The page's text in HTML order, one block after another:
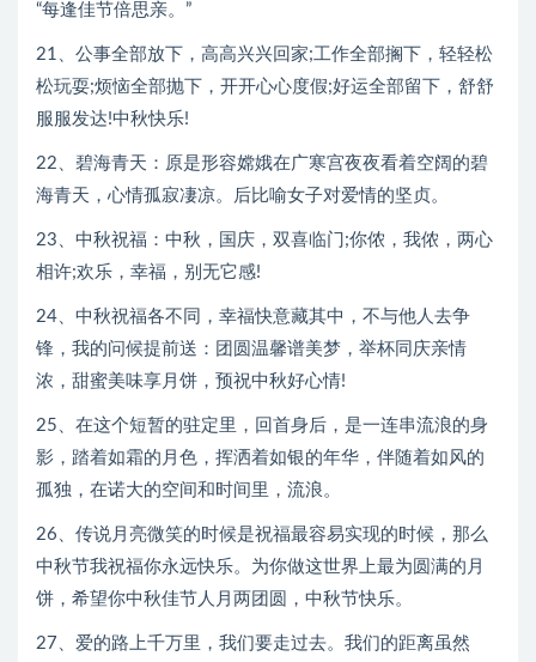
“每逢佳节倍思亲。”
21、公事全部放下，高高兴兴回家;工作全部搁下，轻轻松
松玩耍;烦恼全部抛下，开开心心度假;好运全部留下，舒舒
服服发达!中秋快乐!
22、碧海青天：原是形容嫦娥在广寒宫夜夜看着空阔的碧
海青天，心情孤寂凄凉。后比喻女子对爱情的坚贞。
23、中秋祝福：中秋，国庆，双喜临门;你侬，我侬，两心
相许;欢乐，幸福，别无它感!
24、中秋祝福各不同，幸福快意藏其中，不与他人去争
锋，我的问候提前送：团圆温馨谱美梦，举杯同庆亲情
浓，甜蜜美味享月饼，预祝中秋好心情!
25、在这个短暂的驻定里，回首身后，是一连串流浪的身
影，踏着如霜的月色，挥洒着如银的年华，伴随着如风的
孤独，在诺大的空间和时间里，流浪。
26、传说月亮微笑的时候是祝福最容易实现的时候，那么
中秋节我祝福你永远快乐。为你做这世界上最为圆满的月
饼，希望你中秋佳节人月两团圆，中秋节快乐。
27、爱的路上千万里，我们要走过去。我们的距离虽然